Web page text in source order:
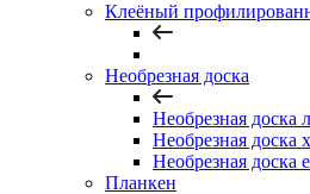
Клеёный
Необрезная доска
Необрезная доска
Необрезная доска
Необрезная доска
Планкен